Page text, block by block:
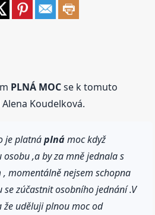
PLNÁ MOCse k tomuto
Koudelková.
je platnáplnámoc když
,a by za mně jednala s
momentálně nejsem schopna
se zúčastnit osobního jednání .V
že uděluji plnou moc od